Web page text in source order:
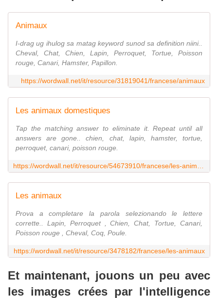
Animaux
I-drag ug ihulog sa matag keyword sunod sa definition niini..
Cheval, Chat, Chien, Lapin, Perroquet, Tortue, Poisson
rouge, Canari, Hamster, Papillon.
https://wordwall.net/it/resource/31819041/francese/animaux
Les animaux domestiques
Tap the matching answer to eliminate it. Repeat until all
answers are gone.. chien, chat, lapin, hamster, tortue,
perroquet, canari, poisson rouge.
Les animaux
Prova a completare la parola selezionando le lettere
corrette.. Lapin, Perroquet , Chien, Chat, Tortue, Canari,
Poisson rouge , Cheval, Coq, Poule.
https://wordwall.net/it/resource/3478182/francese/les-animaux
Et maintenant, jouons un peu avec
les images crées par l'intelligence